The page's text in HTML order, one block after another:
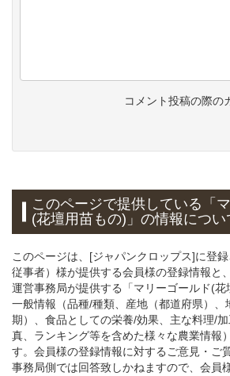
コメント投稿の際の
このページで提供している 「
(花壇用苗もの)」の情報につい
このページは、[ジャパンクロップス]に登
従事者）様が提供する会員様の登録情報と
運営事務局が提供する「マリーゴールド(花
一般情報（品種/種類、産地（都道府県）、
期）、食品としての栄養/効果、主な料理/
真、ランキング等を含めた様々な農業情報
す。会員様の登録情報に対するご意見・ご
事務局側では回答致しかねますので、会員